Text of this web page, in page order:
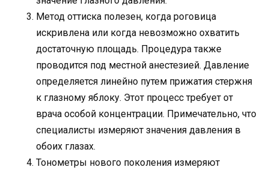
Метод оттиска полезен, когда роговица
искривлена ​​или когда невозможно охватить
достаточную площадь. Процедура также
проводится под местной анестезией. Давление
определяется линейно путем прижатия стержня
к глазному яблоку. Этот процесс требует от
врача особой концентрации. Примечательно, что
специалисты измеряют значения давления в
обоих глазах.
Тонометры нового поколения измеряют